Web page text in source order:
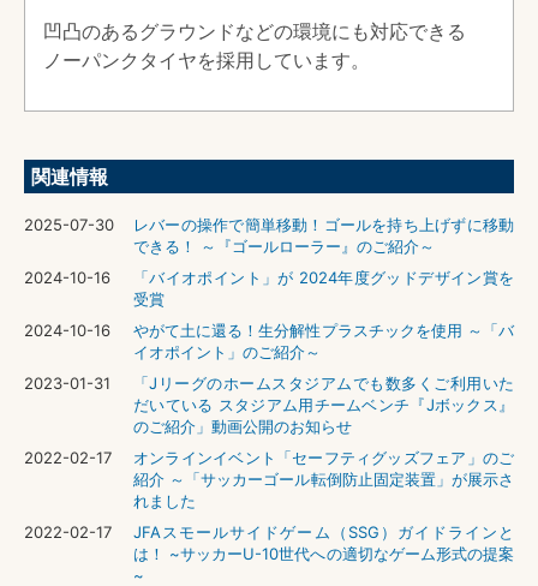
凹凸のあるグラウンドなどの環境にも対応できる
ノーパンクタイヤを採用しています。
関連情報
2025-07-30
レバーの操作で簡単移動！ゴールを持ち上げずに移動
できる！ ～『ゴールローラー』のご紹介～
2024-10-16
「バイオポイント」が 2024年度グッドデザイン賞を
受賞
2024-10-16
やがて土に還る！生分解性プラスチックを使用 ～「バ
イオポイント」のご紹介～
2023-01-31
「Jリーグのホームスタジアムでも数多くご利用いた
だいている スタジアム用チームベンチ『Jボックス』
のご紹介」動画公開のお知らせ
2022-02-17
オンラインイベント「セーフティグッズフェア」のご
紹介 ～「サッカーゴール転倒防止固定装置」が展示さ
れました
2022-02-17
JFAスモールサイドゲーム（SSG）ガイドラインと
は！ ~サッカーU-10世代への適切なゲーム形式の提案
~